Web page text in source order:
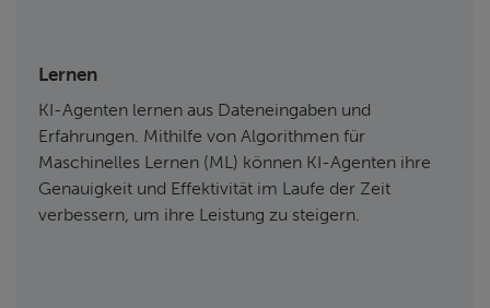
Lernen
KI-Agenten lernen aus Dateneingaben und
Erfahrungen. Mithilfe von Algorithmen für
Maschinelles Lernen (ML) können KI-Agenten ihre
Genauigkeit und Effektivität im Laufe der Zeit
verbessern, um ihre Leistung zu steigern.